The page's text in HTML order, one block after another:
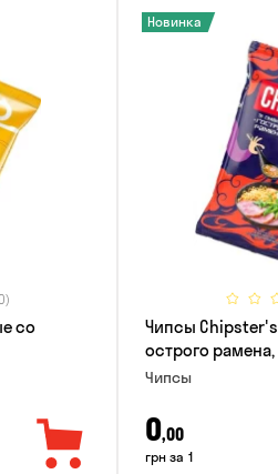
со
Новинка
Чипсы
острого рамена,
Чипсы
0,00
грн за 1